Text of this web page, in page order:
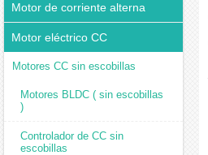
Motor de corriente alterna
Motor eléctrico CC
Motores CC sin escobillas
Motores BLDC ( sin escobillas
)
Controlador de CC sin
escobillas